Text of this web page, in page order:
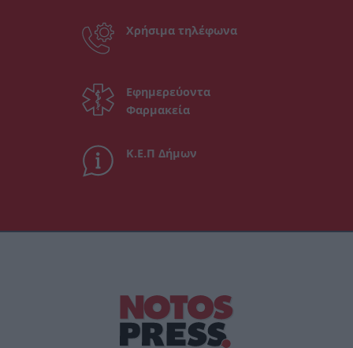
Χρήσιμα τηλέφωνα
Εφημερεύοντα
Φαρμακεία
Κ.Ε.Π Δήμων